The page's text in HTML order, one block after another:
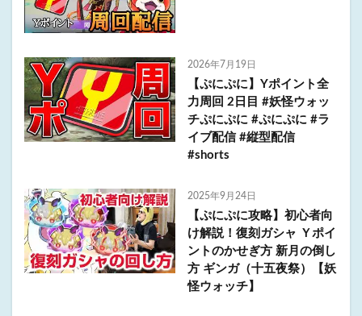
2026年7月19日
【ぷにぷに】Yポイント全
力周回 2日目 #妖怪ウォッ
チぷにぷに #ぷにぷに #ラ
イブ配信 #縦型配信
#shorts
2025年9月24日
【ぷにぷに攻略】初心者向
け解説！復刻ガシャ Ｙポイ
ントのかせぎ方 新月の倒し
方 ギンガ（十五夜祭）【妖
怪ウォッチ】